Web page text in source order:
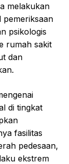
melakukan
pemeriksaan
psikologis
rumah sakit
dan
di tingkat
fasilitas
pedesaan,
ekstrem